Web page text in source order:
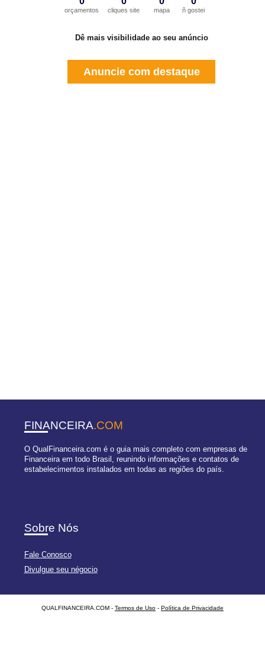
orçamentos cliques site mapa ñ gostei
Dê mais visibilidade ao seu anúncio
Anuncie com destaque
FINANCEIRA.COM
O QualFinanceira.com é o guia mais completo com empresas de
Financeira em todo Brasil, reunindo informações e contatos de
estabelecimentos instalados em todas as regiões do país.
Sobre Nós
Fale Conosco
Divulgue seu négocio
QUALFINANCEIRA.COM - Termos de Uso - Política de Privacidade